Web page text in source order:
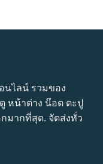
นไลน์ รวมของ
หน้าต่าง น๊อต ตะปู
มากที่สุด. จัดส่งทั่ว